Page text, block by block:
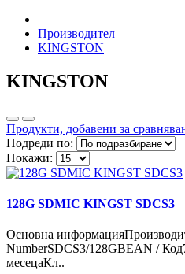
Производител
KINGSTON
KINGSTON
Продукти, добавени за
Подреди по:
Покажи:
128G SDMIC KINGST SDCS3
Основна
NumberSDCS3/128GBEAN /
месецаКл..